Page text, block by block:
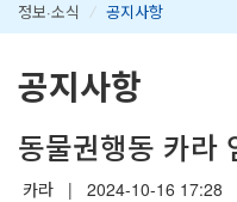
정보·소식 / 공지사항
공지사항
동물권행동 카라
카라 | 2024-10-16 17:28